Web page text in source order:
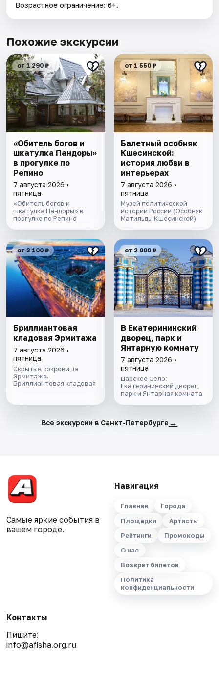
Возрастное ограничение: 6+.
Похожие экскурсии
от 1 290 ₽
«Обитель богов и
шкатулка Пандоры»
в прогулке по
Репино
7 августа 2026 •
пятница
«Обитель богов и
шкатулка Пандоры» в
прогулке по Репино
от 1 550 ₽
Балетный особняк
Кшесинской:
история любви в
интерьерах
7 августа 2026 •
пятница
Музей политической
истории России (Особняк
Матильды Кшесинской)
от 2 100 ₽
Бриллиантовая
кладовая Эрмитажа
7 августа 2026 •
пятница
Скрытые сокровища
Эрмитажа.
Бриллиантовая кладовая
от 2 000 ₽
В Екатерининский
дворец, парк и
Янтарную комнату
7 августа 2026 •
пятница
Царское Село:
Екатерининский дворец,
парк и Янтарная комната
Все экскурсии в Санкт-Петербурге →
Самые яркие события в
вашем городе.
Навигация
Главная
Города
Площадки
Артисты
Рейтинги
Промокоды
О нас
Возврат билетов
Политика
конфиденциальности
Контакты
Пишите:
info@afisha.org.ru